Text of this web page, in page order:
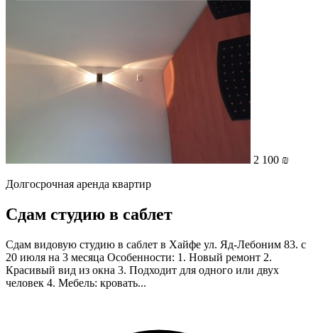
2 100 ₪
Долгосрочная аренда квартир
Сдам студию в саблет
Сдам видовую студию в саблет в Хайфе ул. Яд-Лебоним 83. с
20 июля на 3 месяца Особенности: 1. Новый ремонт 2.
Красивый вид из окна 3. Подходит для одного или двух
человек 4. Мебель: кровать...